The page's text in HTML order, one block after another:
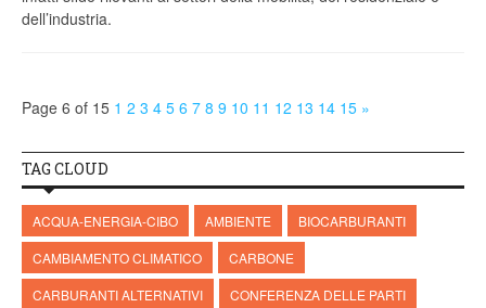
dell’industria.
Page 6 of 15 1 2 3 4 5 6 7 8 9 10 11 12 13 14 15 »
TAG CLOUD
ACQUA-ENERGIA-CIBO AMBIENTE
BIOCARBURANTI
CAMBIAMENTO CLIMATICO
CARBONE
CARBURANTI ALTERNATIVI
CONFERENZA DELLE PARTI